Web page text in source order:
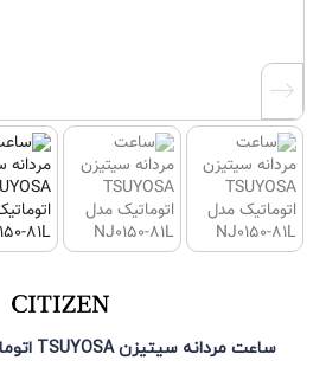
ساعت مردانه سیتیزن TSUYOSA اتوماتیک مدل NJ0150-81L